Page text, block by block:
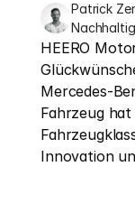
Patrick
HEERO
Mercedes-
Fahrzeug
Innovation